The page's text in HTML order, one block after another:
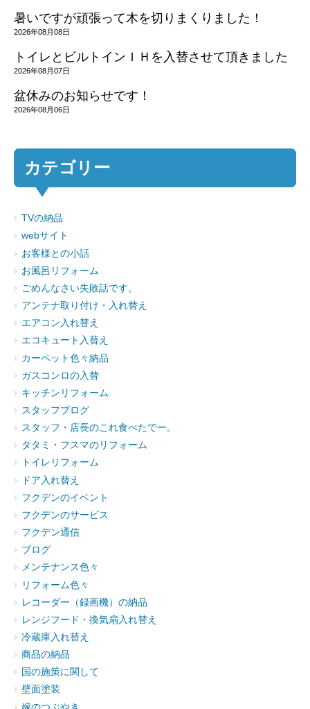
暑いですが頑張って木を切りまくりました！
2026年08月08日
トイレとビルトインＩＨを入替させて頂きました
2026年08月07日
盆休みのお知らせです！
2026年08月06日
カテゴリー
TVの納品
webサイト
お客様との小話
お風呂リフォーム
ごめんなさい失敗話です。
アンテナ取り付け・入れ替え
エアコン入れ替え
エコキュート入替え
カーペット色々納品
ガスコンロの入替
キッチンリフォーム
スタッフブログ
スタッフ・店長のこれ食べたでー。
タタミ・フスマのリフォーム
トイレリフォーム
ドア入れ替え
フクデンのイベント
フクデンのサービス
フクデン通信
ブログ
メンテナンス色々
リフォーム色々
レコーダー（録画機）の納品
レンジフード・換気扇入れ替え
冷蔵庫入れ替え
商品の納品
国の施策に関して
壁面塗装